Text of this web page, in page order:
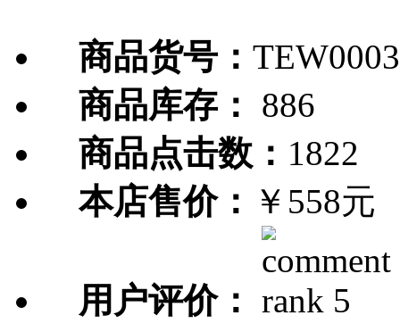
商品货号：
商品库存：
886
商品点击数： 1822
本店售价： ￥558元
用户评价：